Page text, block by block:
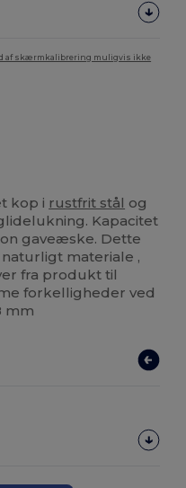
af skærmkalibrering muligvis ikke
kop i rustfrit stål og
Kapacitet
gaveæske. Dette
materiale ,
fra produkt til
forkelligheder ved
mm